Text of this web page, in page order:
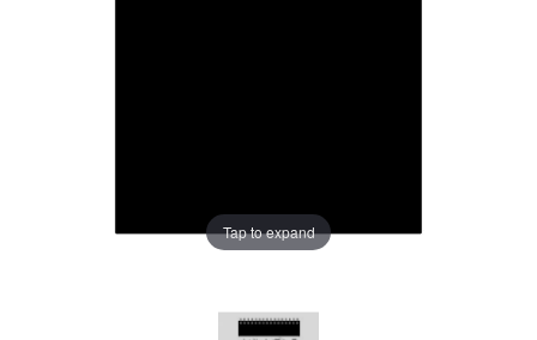
Tap to expand